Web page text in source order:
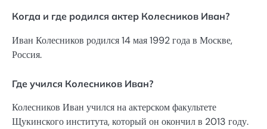
Когда и где родился актер Колесников Иван?
Иван Колесников родился 14 мая 1992 года в Москве,
Россия.
Где учился Колесников Иван?
Колесников Иван учился на актерском факультете
Щукинского института, который он окончил в 2013 году.